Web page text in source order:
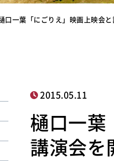
口一葉「にごりえ」映画上映会
2015.05.11
樋口一葉
講演会を